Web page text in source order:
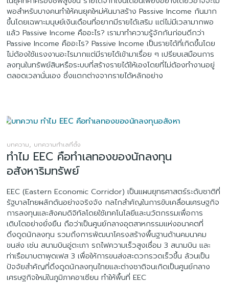
พอสำหรับบางคนทำให้คนยุคใหม่หันมาสร้าง Passive Income กันมาก
ขึ้นโดยเฉพาะมนุษย์เงินเดือนที่อยากมีรายได้เสริม แต่ไม่มีเวลามากพอ
แล้ว Passive Income คืออะไร? เรามาทำความรู้จักกันก่อนดีกว่า
Passive Income คืออะไร? Passive Income เป็นรายได้ที่เกิดขึ้นโดย
ไม่ต้องใช้แรงงานอะไรมากแต่มีรายได้เข้ามาเรื่อย ๆ เปรียบเสมือนการ
ลงทุนในทรัพย์สินหรือระบบที่สร้างรายได้ให้เองโดยที่ไม่ต้องทำงานอยู่
ตลอดเวลานั่นเอง ซึ่งแตกต่างจากรายได้หลักอย่าง
บทความ, บทความทำเลที่ตั้ง
ทำไม EEC คือทำเลทองของนักลงทุน
อสังหาริมทรัพย์
EEC (Eastern Economic Corridor) เป็นแผนยุทธศาสตร์ระดับชาติที่
รัฐบาลไทยผลักดันอย่างจริงจัง กลไกสำคัญในการขับเคลื่อนเศรษฐกิจ
การลงทุนและสังคมดิจิทัลโดยใช้เทคโนโลยีและนวัตกรรมเพื่อการ
เติบโตอย่างยั่งยืน ถือว่าเป็นศูนย์กลางอุตสาหกรรมแห่งอนาคตที่
ดึงดูดนักลงทุน รวมถึงการพัฒนาโครงสร้างพื้นฐานด้านคมนาคม
ขนส่ง เช่น สนามบินอู่ตะเภา รถไฟความเร็วสูงเชื่อม 3 สนามบิน และ
ท่าเรือมาบตาพุดเฟส 3 เพื่อให้การขนส่งสะดวกรวดเร็วขึ้น ล้วนเป็น
ปัจจัยสำคัญที่ดึงดูดนักลงทุนไทยและต่างชาติจนเกิดเป็นศูนย์กลาง
เศรษฐกิจใหม่ในภูมิภาคอาเซียน ทำให้พื้นที่ EEC